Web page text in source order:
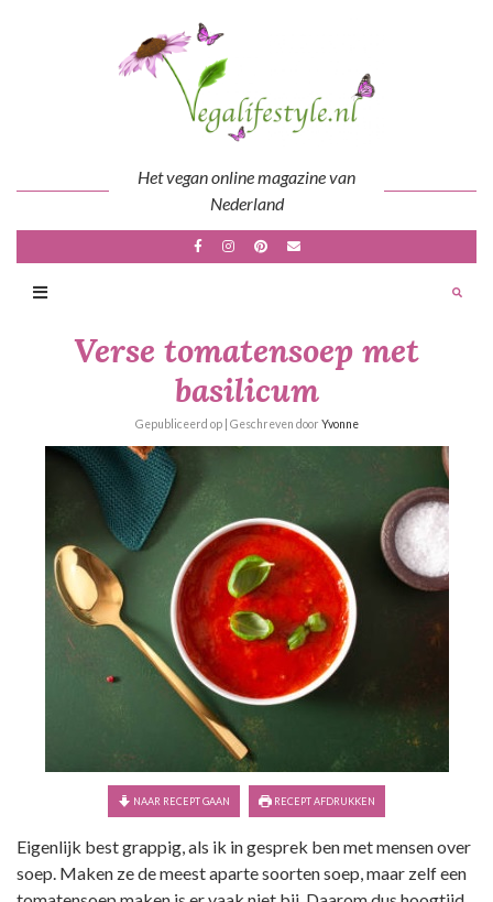
Het vegan online magazine van
Nederland
Verse tomatensoep met
basilicum
Gepubliceerd op | Geschreven door Yvonne
NAAR RECEPT GAAN RECEPT AFDRUKKEN
Eigenlijk best grappig, als ik in gesprek ben met mensen over
soep. Maken ze de meest aparte soorten soep, maar zelf een